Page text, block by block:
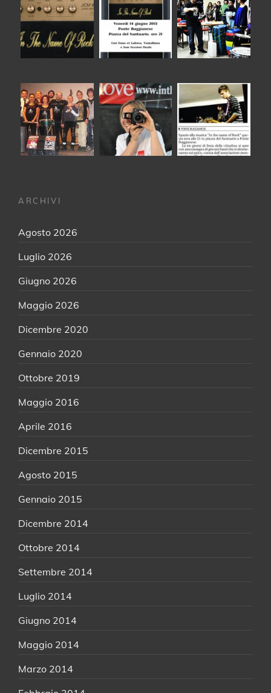
ARCHIVI
Agosto 2026
Luglio 2026
Giugno 2026
Maggio 2026
Dicembre 2020
Gennaio 2020
Ottobre 2019
Maggio 2016
Aprile 2016
Dicembre 2015
Agosto 2015
Gennaio 2015
Dicembre 2014
Ottobre 2014
Settembre 2014
Luglio 2014
Giugno 2014
Maggio 2014
Marzo 2014